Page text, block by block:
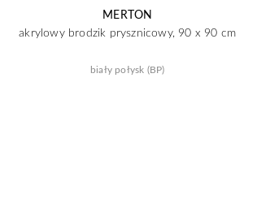
MERTON
akrylowy brodzik prysznicowy, 90 x 90 cm
biały połysk (BP)